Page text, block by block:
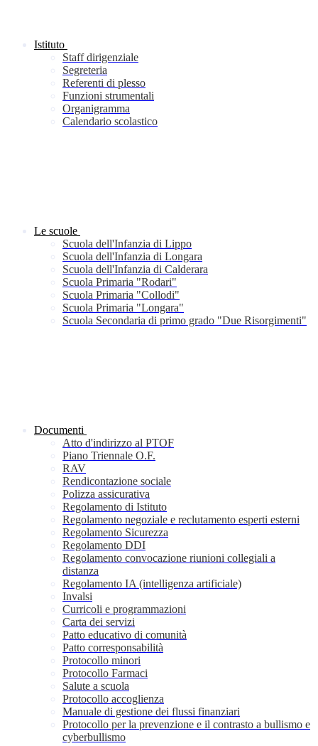
Istituto
Staff dirigenziale
Segreteria
Referenti di plesso
Funzioni strumentali
Organigramma
Calendario scolastico
Le scuole
Scuola dell'Infanzia di Lippo
Scuola dell'Infanzia di Longara
Scuola dell'Infanzia di Calderara
Scuola Primaria "Rodari"
Scuola Primaria "Collodi"
Scuola Primaria "Longara"
Scuola Secondaria di primo grado "Due Risorgimenti"
Documenti
Atto d'indirizzo al PTOF
Piano Triennale O.F.
RAV
Rendicontazione sociale
Polizza assicurativa
Regolamento di Istituto
Regolamento negoziale e reclutamento esperti esterni
Regolamento Sicurezza
Regolamento DDI
Regolamento convocazione riunioni collegiali a
distanza
Regolamento IA (intelligenza artificiale)
Invalsi
Curricoli e programmazioni
Carta dei servizi
Patto educativo di comunità
Patto corresponsabilità
Protocollo minori
Protocollo Farmaci
Salute a scuola
Protocollo accoglienza
Manuale di gestione dei flussi finanziari
Protocollo per la prevenzione e il contrasto a bullismo e
cyberbullismo